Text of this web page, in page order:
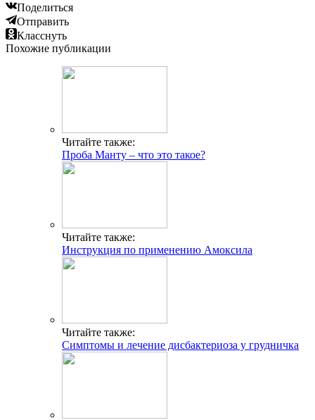
Поделиться
Отправить
Класснуть
Похожие публикации
Читайте также:
Проба Манту – что это такое?
Читайте также:
Инструкция по применению Амоксила
Читайте также:
Симптомы и лечение дисбактериоза у грудничка